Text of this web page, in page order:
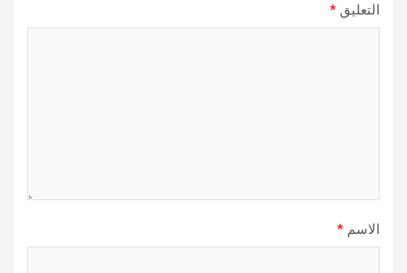
التعليق *
الاسم *